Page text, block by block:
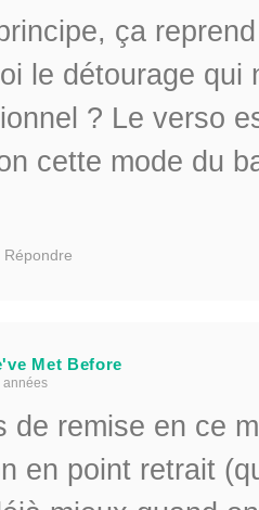
ça
le détourage qui
? Le verso
cette mode du
Répondre
Met Before
années
de remise en ce
en point retrait